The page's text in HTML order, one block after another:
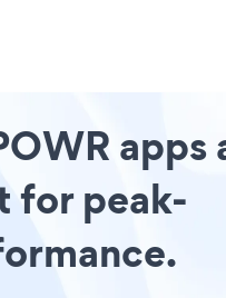
apps
for peak-